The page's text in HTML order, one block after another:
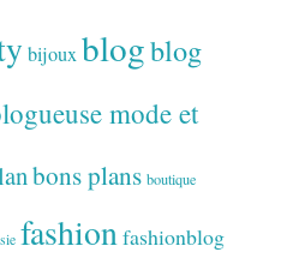
bijoux blogblog
mode et
bons plans boutique
fashionfashionblog